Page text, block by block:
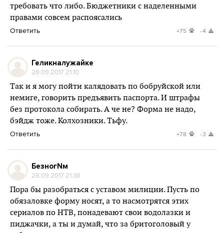
требовать что либо. Бюджетники с наделенными
правами совсем распоясались
Ответить +75 -4
Геликналужайке
28.09.2017 21:10
Так и я могу пойти калядовать по бобруйской или
немиге, говорить предъявить паспорта. И штрафы
без протокола собирать. А че не? Форма не надо,
бэйдж тоже. Колхозники. Тьфу.
Ответить +78 -3
БезногNм
28.09.2017 21:38
Пора бы разобраться с уставом милиции. Пусть по
обязаловке форму носят, а то насмотрятся этих
сериалов по НТВ, понадевают свои водолазки и
пиджачки, а ты и думай, что за бритоголовый у